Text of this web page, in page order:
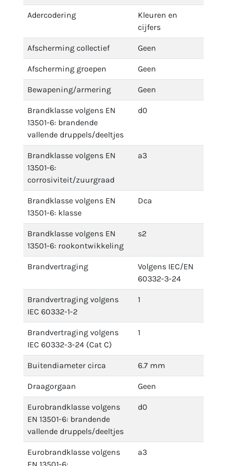
Adercodering
Kleuren en
cijfers
Afscherming collectief Geen
Afscherming groepen Geen
Bewapening/armering Geen
Brandklasse volgens EN
13501-6: brandende
vallende druppels/deeltjes
d0
Brandklasse volgens EN
13501-6:
corrosiviteit/zuurgraad
a3
Brandklasse volgens EN
13501-6: klasse
Dca
Brandklasse volgens EN
13501-6: rookontwikkeling
s2
Brandvertraging
Volgens IEC/EN
60332-3-24
Brandvertraging volgens
IEC 60332-1-2
1
Brandvertraging volgens
IEC 60332-3-24 (Cat C)
1
Buitendiameter circa 6.7 mm
Draagorgaan Geen
Eurobrandklasse volgens
EN 13501-6: brandende
vallende druppels/deeltjes
d0
Eurobrandklasse volgens
a3